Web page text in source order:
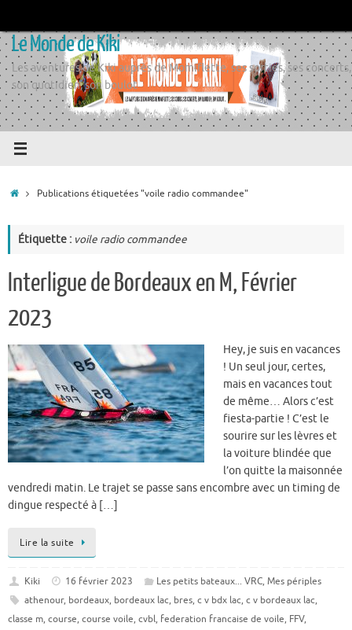
contenu
Le Monde de Kiki
Les aventures de Kiki auprès de Momiflette, ses sorties, ses concerts,
son quotidien, son boulot
AccueilPublications étiquetées "voile radio commandee"
Étiquette : voile radio commandee
Interligue de Bordeaux en M, Février
2023
Hey, je suis en vacances
! Un seul jour, certes,
mais en vacances tout
de même… Alors c’est
fiesta-partie ! C’est le
sourire sur les lèvres et
la voiture blindée que
l’on quitte la maisonnée
vendredi matin. Le trajet se passe sans encombre avec un timing de
dingue respecté à […]
Lire la suite
Kiki 16 février 2023 Les petits bateaux... VRC, Mes périples
athenour, bordeaux, bordeaux lac, bres, c v bdx lac, c v bordeaux lac,
classe m, course, course voile, cvbl, federation francaise de voile, FFV,